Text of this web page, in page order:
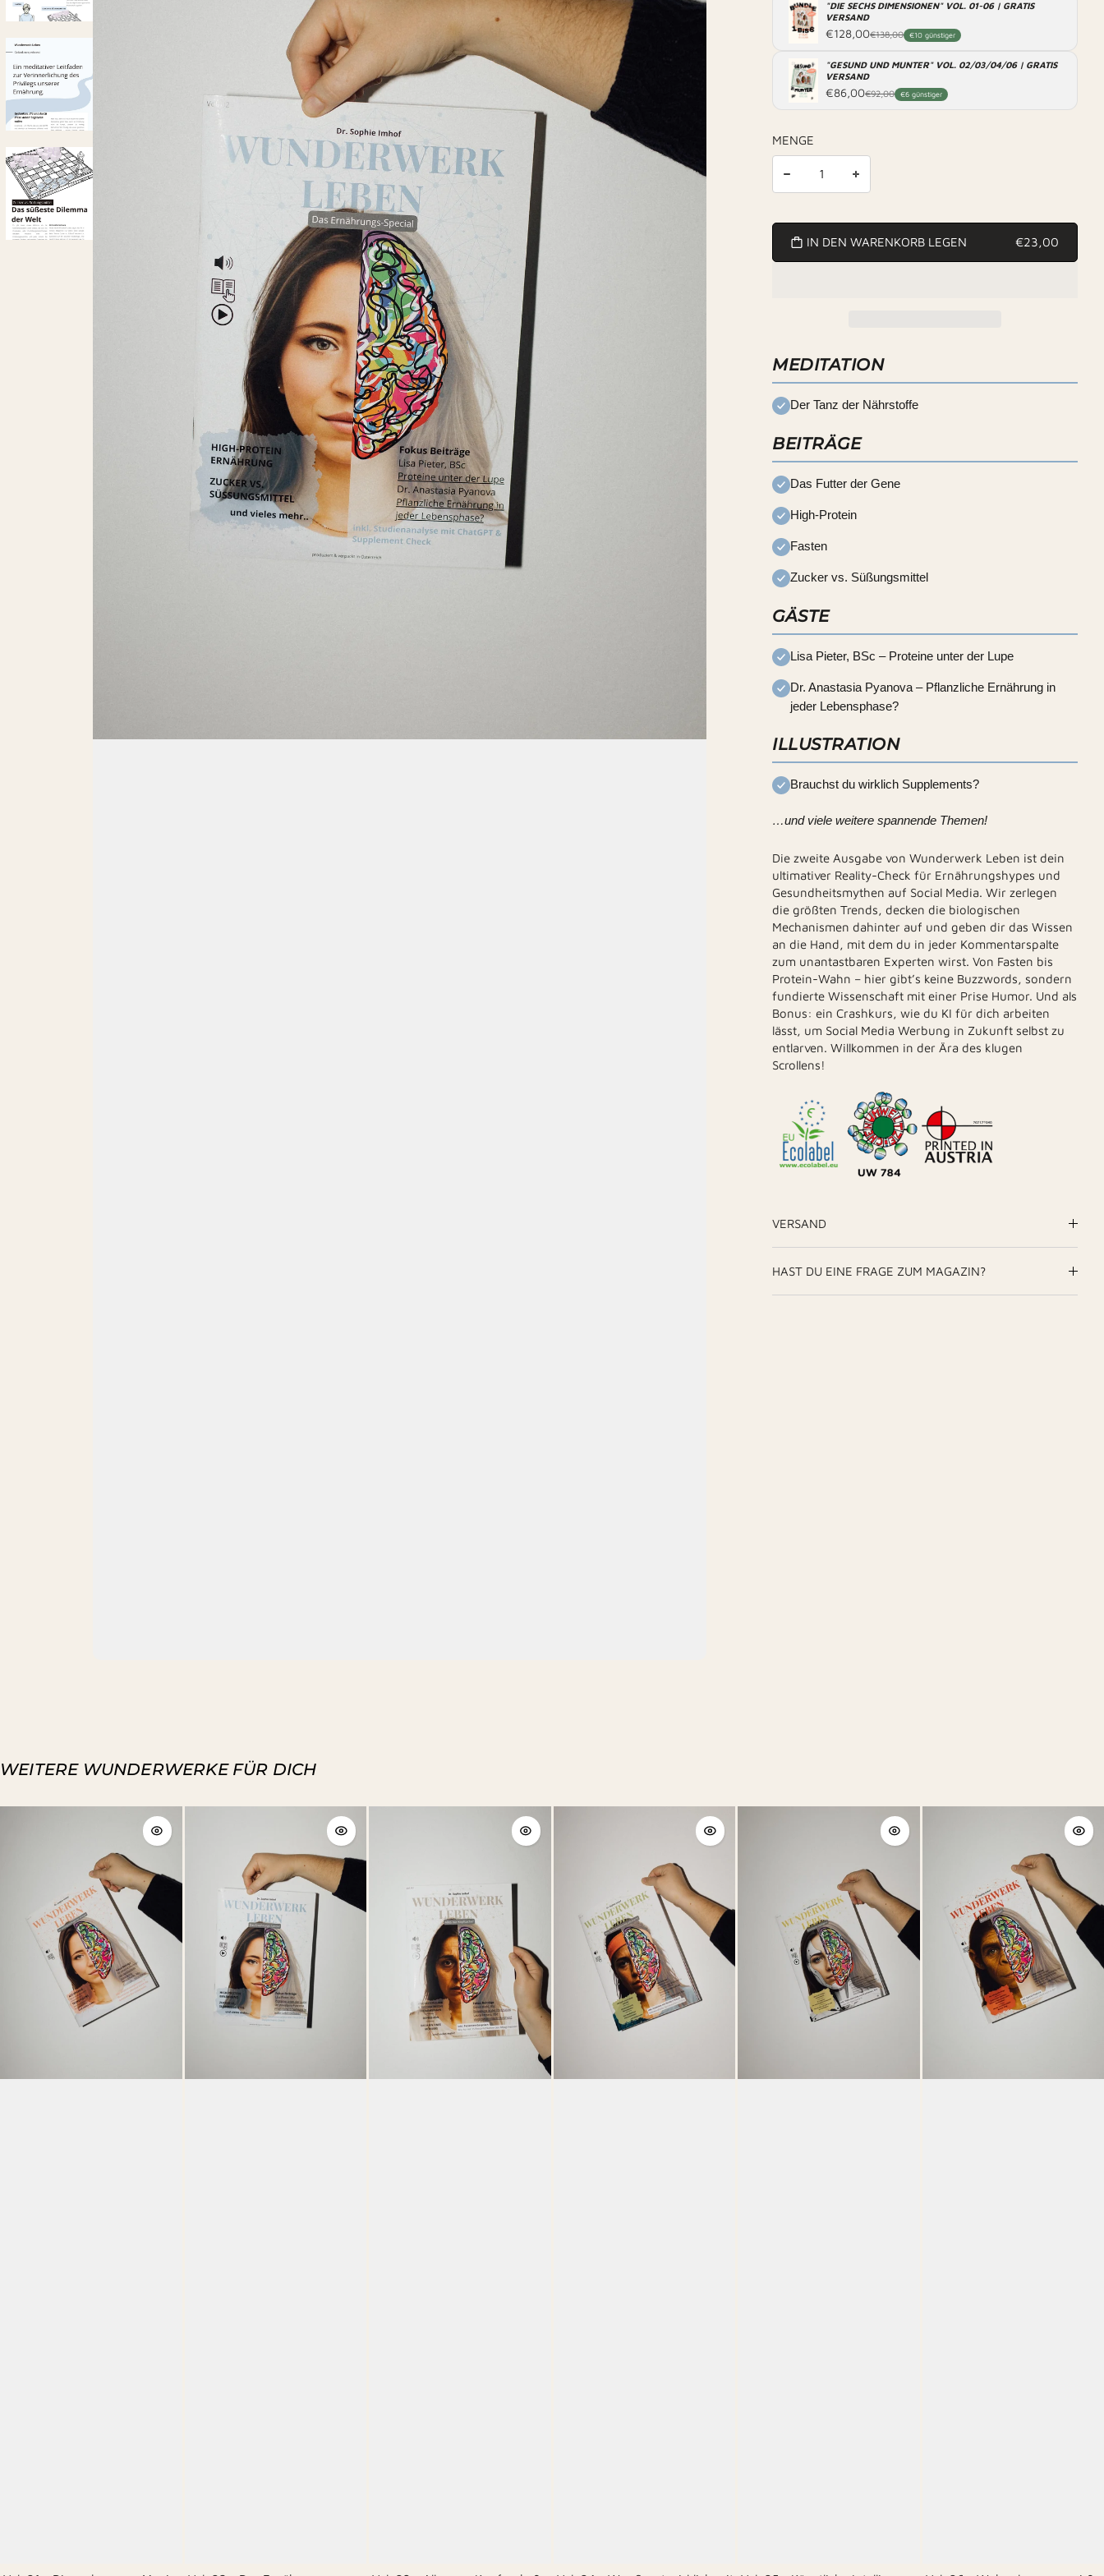
"DIE SECHS DIMENSIONEN" VOL. 01-06 | GRATIS
VERSAND
€128,00€138,00 €10 günstiger
"GESUND UND MUNTER" VOL. 02/03/04/06 | GRATIS
VERSAND
€86,00€92,00 €6 günstiger
MENGE
IN DEN WARENKORB LEGEN €23,00
MEDITATION
Der Tanz der Nährstoffe
BEITRÄGE
Das Futter der Gene
High-Protein
Fasten
Zucker vs. Süßungsmittel
GÄSTE
Lisa Pieter, BSc – Proteine unter der Lupe
Dr. Anastasia Pyanova – Pflanzliche Ernährung in
jeder Lebensphase?
ILLUSTRATION
Brauchst du wirklich Supplements?
…und viele weitere spannende Themen!
Die zweite Ausgabe von Wunderwerk Leben ist dein
ultimativer Reality-Check für Ernährungshypes und
Gesundheitsmythen auf Social Media. Wir zerlegen
die größten Trends, decken die biologischen
Mechanismen dahinter auf und geben dir das Wissen
an die Hand, mit dem du in jeder Kommentarspalte
zum unantastbaren Experten wirst. Von Fasten bis
Protein-Wahn – hier gibt’s keine Buzzwords, sondern
fundierte Wissenschaft mit einer Prise Humor. Und als
Bonus: ein Crashkurs, wie du KI für dich arbeiten
lässt, um Social Media Werbung in Zukunft selbst zu
entlarven. Willkommen in der Ära des klugen
Scrollens!
VERSAND
HAST DU EINE FRAGE ZUM MAGAZIN?
WEITERE WUNDERWERKE FÜR DICH